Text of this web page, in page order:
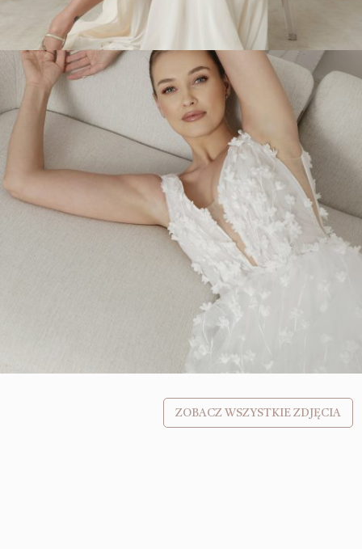
ZOBACZ WSZYSTKIE ZDJĘCIA